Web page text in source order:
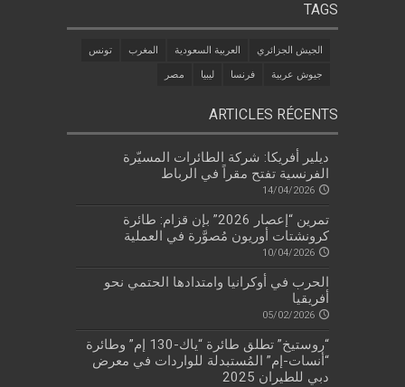
TAGS
الجيش الجزائري العربية السعودية المغرب تونس
جيوش عربية فرنسا ليبيا مصر
ARTICLES RÉCENTS
ديلير أفريكا: شركة الطائرات المسيّرة
الفرنسية تفتح مقراً في الرباط
14/04/2026
تمرين “إعصار 2026” بإن قزام: طائرة
كرونشتات أوريون مُصوَّرة في العملية
10/04/2026
الحرب في أوكرانيا وامتدادها الحتمي نحو
أفريقيا
05/02/2026
“روستيخ” تطلق طائرة “ياك-130 إم” وطائرة
“أنسات-إم” المُستبدلة للواردات في معرض
دبي للطيران 2025